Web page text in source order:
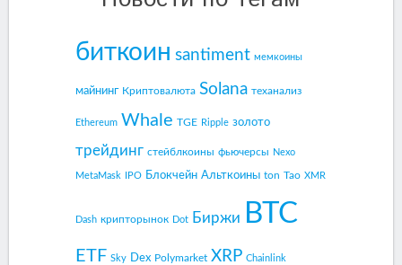
биткоин santiment мемкоины
майнинг Криптовалюта Solana теханализ
Ethereum Whale TGE Ripple золото
трейдинг стейблкоины фьючерсы Nexo
MetaMask IPO Блокчейн Альткоины ton Tao XMR
Dash крипторынок Dot Биржи BTC
ETF Sky Dex Polymarket XRP Chainlink